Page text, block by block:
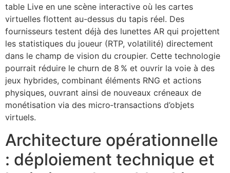
table Live en une scène interactive où les cartes
virtuelles flottent au-dessus du tapis réel. Des
fournisseurs testent déjà des lunettes AR qui projettent
les statistiques du joueur (RTP, volatilité) directement
dans le champ de vision du croupier. Cette technologie
pourrait réduire le churn de 8 % et ouvrir la voie à des
jeux hybrides, combinant éléments RNG et actions
physiques, ouvrant ainsi de nouveaux créneaux de
monétisation via des micro‑transactions d’objets
virtuels.
Architecture opérationnelle
: déploiement technique et